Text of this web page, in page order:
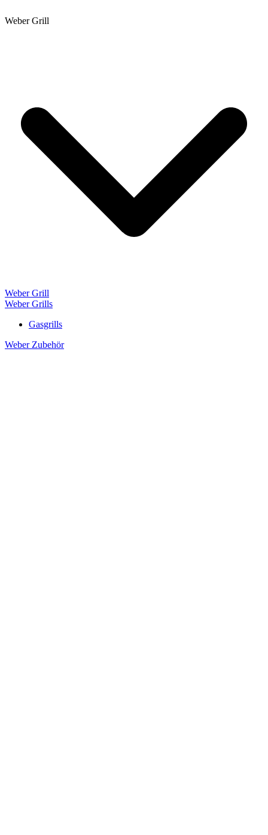
Weber Grill
Weber Grill
Weber Grills
Gasgrills
Weber Zubehör